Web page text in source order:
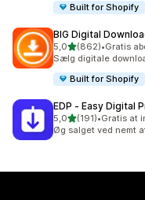
Built for Shopify
BIG Digital
5,0ud af 5 stjerner
(862)
862 anmeldelser i alt
•Gratis
Sælg digitale
Built for Shopify
EDP ‑ Easy Digital
5,0ud af 5 stjerner
(191)
191 anmeldelser i alt
•Gratis at
Øg salget ved nemt